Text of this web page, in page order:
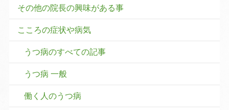
その他の院長の興味がある事
こころの症状や病気
うつ病のすべての記事
うつ病 一般
働く人のうつ病